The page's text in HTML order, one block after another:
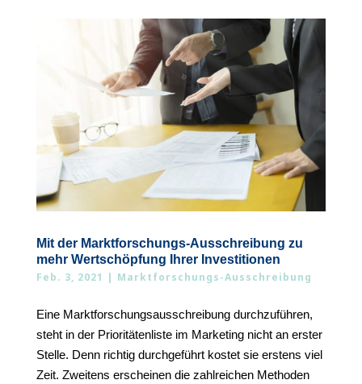
Mit der Marktforschungs-Ausschreibung zu
mehr Wertschöpfung Ihrer Investitionen
Feb. 3, 2021 | Marktforschungs-Ausschreibung
Eine Marktforschungsausschreibung durchzuführen,
steht in der Prioritätenliste im Marketing nicht an erster
Stelle. Denn richtig durchgeführt kostet sie erstens viel
Zeit. Zweitens erscheinen die zahlreichen Methoden